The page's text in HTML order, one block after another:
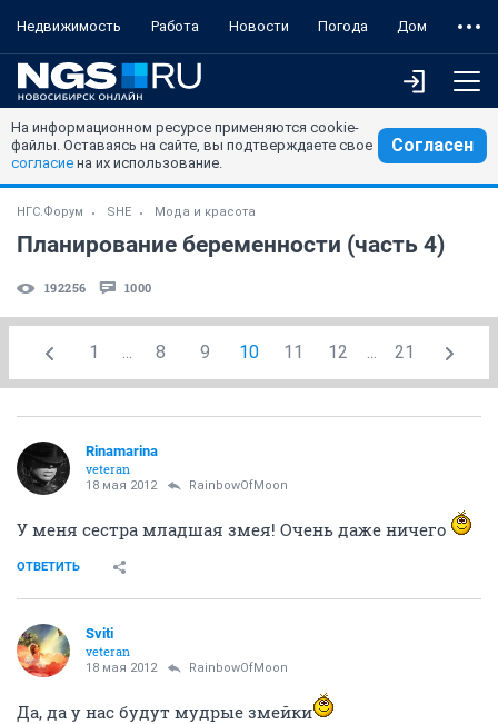
Недвижимость Работа Новости Погода Дом
На информационном ресурсе применяются cookie-
файлы. Оставаясь на сайте, вы подтверждаете свое
согласие на их использование.
Согласен
НГС.Форум SHE Мода и красота
Планирование беременности (часть 4)
192256 1000
1 ... 8 9 10 11 12 ... 21
Rinamarina
veteran
18 мая 2012 RainbowOfMoon
У меня сестра младшая змея! Очень даже ничего
ОТВЕТИТЬ
Sviti
veteran
18 мая 2012 RainbowOfMoon
Да, да у нас будут мудрые змейки